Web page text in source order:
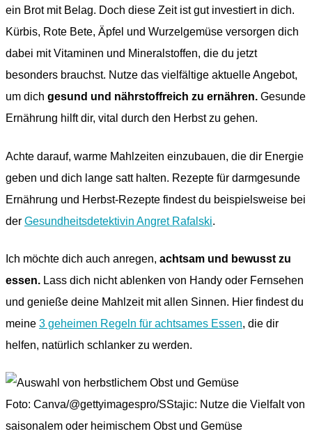
ein Brot mit Belag. Doch diese Zeit ist gut investiert in dich.
Kürbis, Rote Bete, Äpfel und Wurzelgemüse versorgen dich
dabei mit Vitaminen und Mineralstoffen, die du jetzt
besonders brauchst. Nutze das vielfältige aktuelle Angebot,
um dich gesund und nährstoffreich zu ernähren. Gesunde
Ernährung hilft dir, vital durch den Herbst zu gehen.
Achte darauf, warme Mahlzeiten einzubauen, die dir Energie
geben und dich lange satt halten. Rezepte für darmgesunde
Ernährung und Herbst-Rezepte findest du beispielsweise bei
der Gesundheitsdetektivin Angret Rafalski.
Ich möchte dich auch anregen, achtsam und bewusst zu
essen. Lass dich nicht ablenken von Handy oder Fernsehen
und genieße deine Mahlzeit mit allen Sinnen. Hier findest du
meine 3 geheimen Regeln für achtsames Essen, die dir
helfen, natürlich schlanker zu werden.
Foto: Canva/@gettyimagespro/SStajic: Nutze die Vielfalt von
saisonalem oder heimischem Obst und Gemüse